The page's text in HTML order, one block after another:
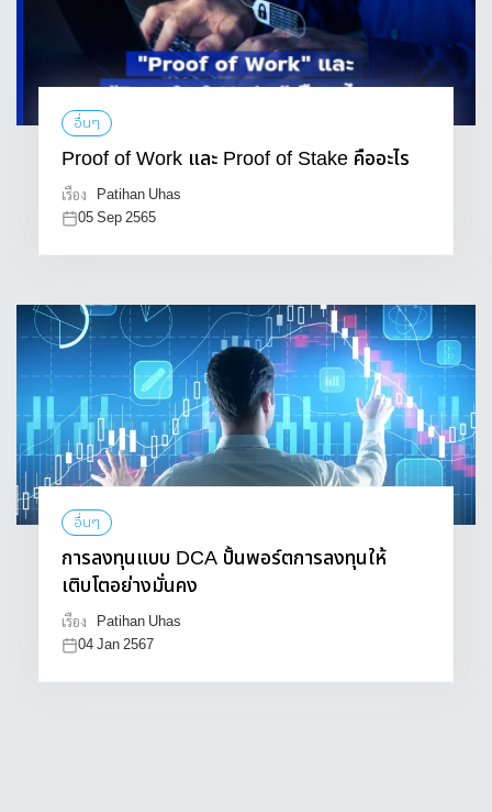
อื่นๆ
Proof of Work และ Proof of Stake คืออะไร
เรื่อง
Patihan Uhas
05 Sep 2565
อื่นๆ
การลงทุนแบบ DCA ปั้นพอร์ตการลงทุนให้
เติบโตอย่างมั่นคง
เรื่อง
Patihan Uhas
04 Jan 2567